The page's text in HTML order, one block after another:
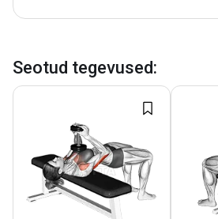
Seotud tegevused: